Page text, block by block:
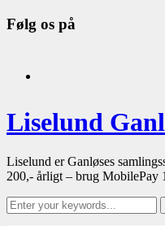
Følg os på
Liselund
Liselund er Ganløses
200,- årligt – brug MobilePay